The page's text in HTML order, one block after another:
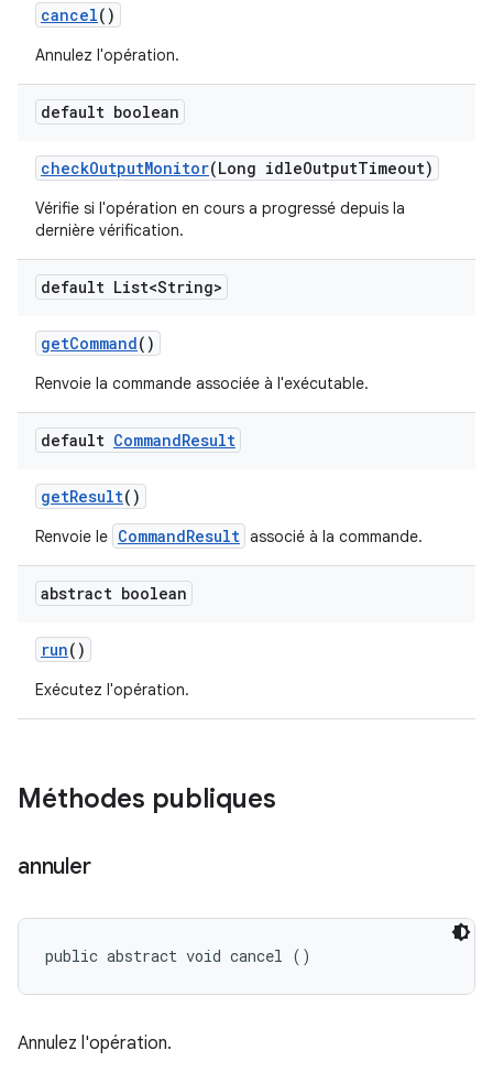
cancel()
Annulez l'opération.
default boolean
checkOutputMonitor(Long idleOutputTimeout)
Vérifie si l'opération en cours a progressé depuis la
dernière vérification.
default List<String>
getCommand()
Renvoie la commande associée à l'exécutable.
default CommandResult
getResult()
Renvoie le CommandResult associé à la commande.
abstract boolean
run()
Exécutez l'opération.
Méthodes publiques
annuler
public abstract void cancel ()
Annulez l'opération.